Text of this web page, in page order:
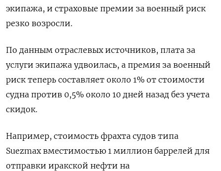
экипажа, и страховые премии за военный риск
резко возросли.
По данным отраслевых источников, плата за
услуги экипажа удвоилась, а премия за военный
риск теперь составляет около 1% от стоимости
судна против 0,5% около 10 дней назад без учета
скидок.
Например, стоимость фрахта судов типа
Suezmax вместимостью 1 миллион баррелей для
отправки иракской нефти на